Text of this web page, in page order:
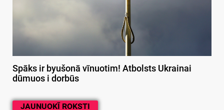
Spāks ir byušonā vīnuotim! Atbolsts Ukrainai
dūmuos i dorbūs
JAUNUOKĪ ROKSTI